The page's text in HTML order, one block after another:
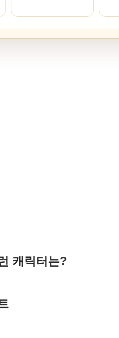
캐릭터는?